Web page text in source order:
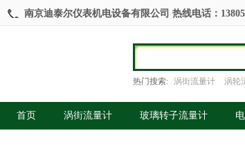
南京迪泰尔仪表机电设备有限公司 热线电话：
热门搜索: 涡街流量计 涡轮
首页 涡街流量计 玻璃转子流量计